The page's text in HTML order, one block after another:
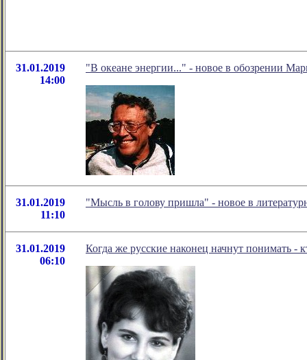
31.01.2019
14:00
"В океане энергии..." - новое в обозрении
31.01.2019
11:10
"Мысль в голову пришла" - новое в
31.01.2019
06:10
Когда же русские наконец начнут понимать -